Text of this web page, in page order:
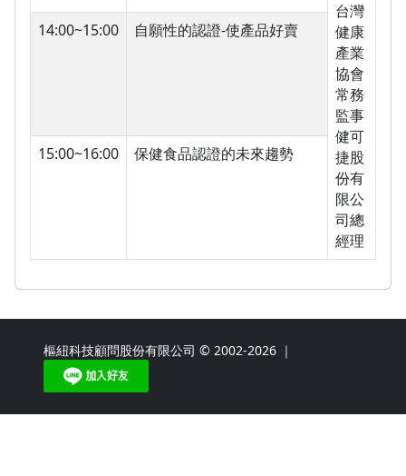
台灣
健康
產業
協會
常務
監事
健可
捷股
份有
限公
司總
經理
14:00~15:00 自願性的認證-使產品好賣
15:00~16:00 保健食品認證的未來趨勢
樞紐科技顧問股份有限公司 © 2002-2026 ｜